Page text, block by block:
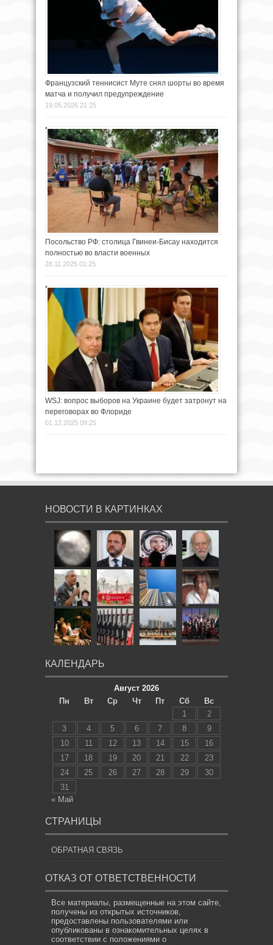
Французский теннисист Муте снял шорты во время
матча и получил предупреждение
19.05.2026 21:25
Посольство РФ: столица Гвинеи-Бисау находится
полностью во власти военных
28.11.2025 01:25
WSJ: вопрос выборов на Украине будет затронут на
переговорах во Флориде
01.12.2025 09:25
НОВОСТИ В КАРТИНКАХ
КАЛЕНДАРЬ
Август 2026
Пн
Вт Ср Чт Пт Сб
Вс
1
2
3
4 5 6 7 8
9
10
11 12 13 14 15
16
17
18 19 20 21 22
23
24
25 26 27 28 29
30
31
« Май
СТРАНИЦЫ
ОБРАТНАЯ СВЯЗЬ
ОТКАЗ ОТ ОТВЕТСТВЕННОСТИ
Все материалы, размещенные на этом сайте,
получены из открытых источников,
предоставлены пользователями или
опубликованы в ознакомительных целях в
соответствии с положениями о